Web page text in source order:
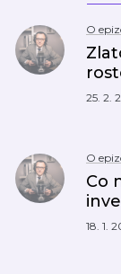
O
25. 2.
O
Co
18. 1.